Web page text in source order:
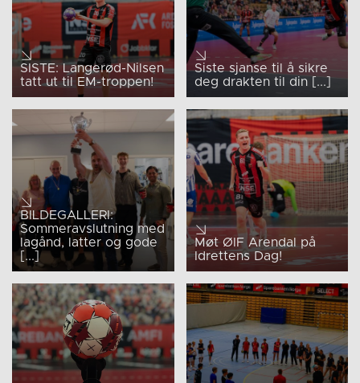
SISTE: Langerød-Nilsen
tatt ut til EM-troppen!
Siste sjanse til å sikre
deg drakten til din [...]
BILDEGALLERI:
Sommeravslutning med
lagånd, latter og gode
[...]
Møt ØIF Arendal på
Idrettens Dag!